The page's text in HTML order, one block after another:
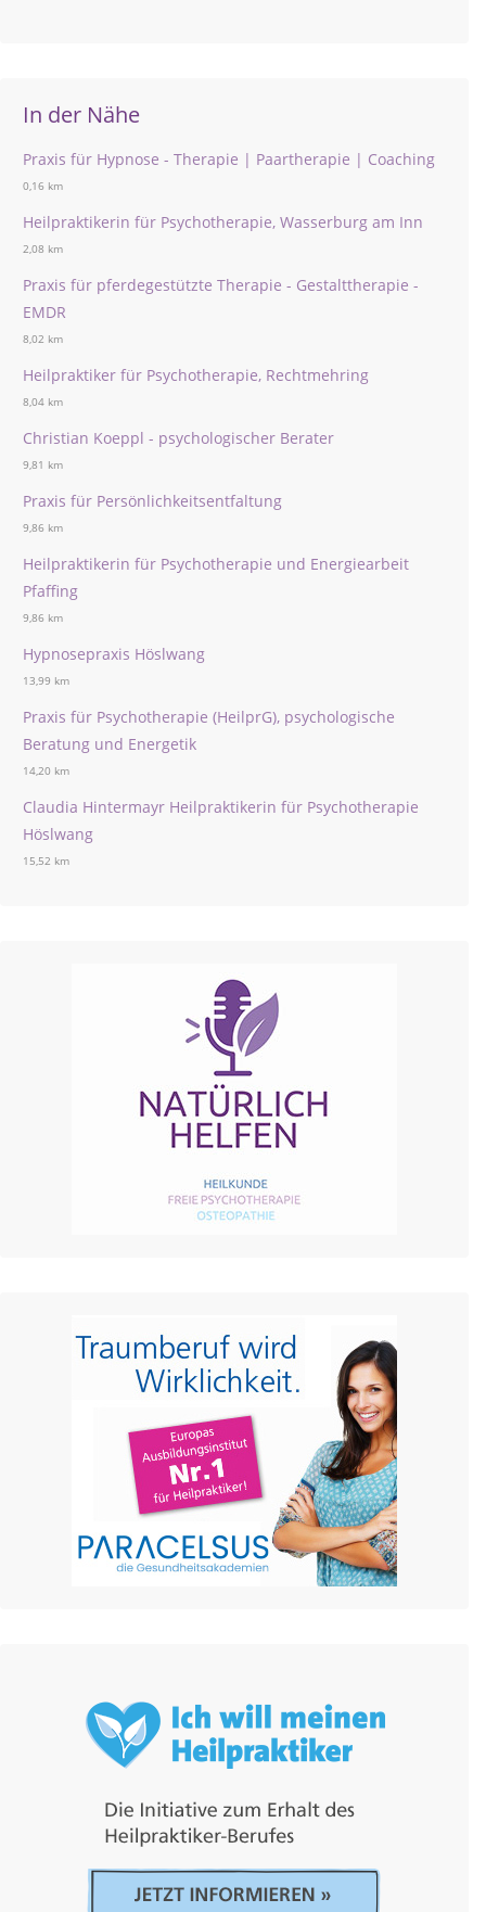
In der Nähe
Praxis für Hypnose - Therapie | Paartherapie | Coaching
0,16 km
Heilpraktikerin für Psychotherapie, Wasserburg am Inn
2,08 km
Praxis für pferdegestützte Therapie - Gestalttherapie -
EMDR
8,02 km
Heilpraktiker für Psychotherapie, Rechtmehring
8,04 km
Christian Koeppl - psychologischer Berater
9,81 km
Praxis für Persönlichkeitsentfaltung
9,86 km
Heilpraktikerin für Psychotherapie und Energiearbeit
Pfaffing
9,86 km
Hypnosepraxis Höslwang
13,99 km
Praxis für Psychotherapie (HeilprG), psychologische
Beratung und Energetik
14,20 km
Claudia Hintermayr Heilpraktikerin für Psychotherapie
Höslwang
15,52 km